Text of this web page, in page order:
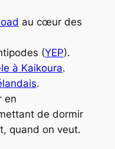
au cœur des
(YEP).
à Kaikoura.
.
en
de dormir
quand on veut.